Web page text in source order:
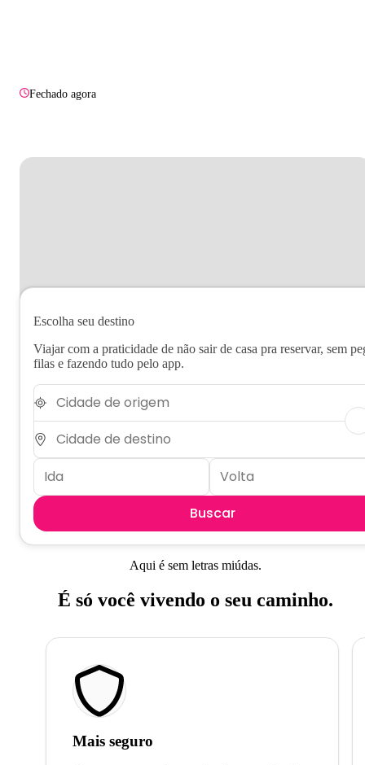
Fechado agora
Escolha seu destino
Viajar com a praticidade de não sair de casa pra reservar, sem
filas e fazendo tudo pelo app.
Buscar
Aqui é sem letras miúdas.
É só você vivendo o seu caminho.
Mais seguro